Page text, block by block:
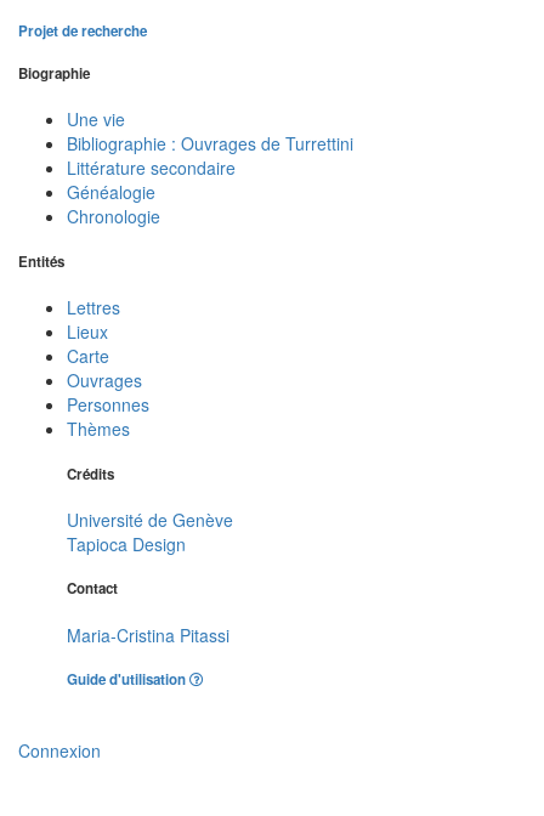
Projet de recherche
Biographie
Une vie
Bibliographie : Ouvrages de Turrettini
Littérature secondaire
Généalogie
Chronologie
Entités
Lettres
Lieux
Carte
Ouvrages
Personnes
Thèmes
Crédits
Université de Genève
Tapioca Design
Contact
Maria-Cristina Pitassi
Guide d'utilisation
Connexion